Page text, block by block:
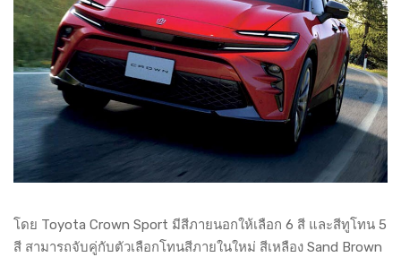
โดย Toyota Crown Sport มีสีภายนอกให้เลือก 6 สี และสีทูโทน 5
สี สามารถจับคู่กับตัวเลือกโทนสีภายในใหม่ สีเหลือง Sand Brown